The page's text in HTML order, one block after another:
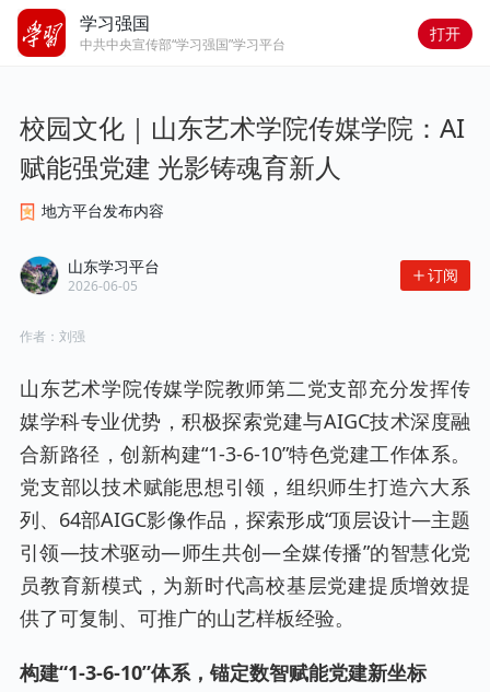
学习强国
中共中央宣传部“学习强国”学习平台
打开
校园文化｜山东艺术学院传媒学院：AI
赋能强党建 光影铸魂育新人
地方平台发布内容
山东学习平台
2026-06-05
订阅
作者： 刘强
山东艺术学院传媒学院教师第二党支部充分发挥传
媒学科专业优势，积极探索党建与AIGC技术深度融
合新路径，创新构建“1-3-6-10”特色党建工作体系。
党支部以技术赋能思想引领，组织师生打造六大系
列、64部AIGC影像作品，探索形成“顶层设计—主题
引领—技术驱动—师生共创—全媒传播”的智慧化党
员教育新模式，为新时代高校基层党建提质增效提
供了可复制、可推广的山艺样板经验。
构建“1-3-6-10”体系，锚定数智赋能党建新坐标